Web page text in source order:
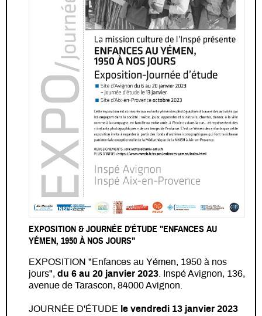
EXPOSITION & JOURNÉE D'ÉTUDE "ENFANCES AU
YÉMEN, 1950 À NOS JOURS"
EXPOSITION "Enfances au Yémen, 1950 à nos
jours", du 6 au 20 janvier 2023 . Inspé Avignon, 136,
avenue de Tarascon, 84000 Avignon.
JOURNÉE D'ÉTUDE le vendredi 13 janvier 2023